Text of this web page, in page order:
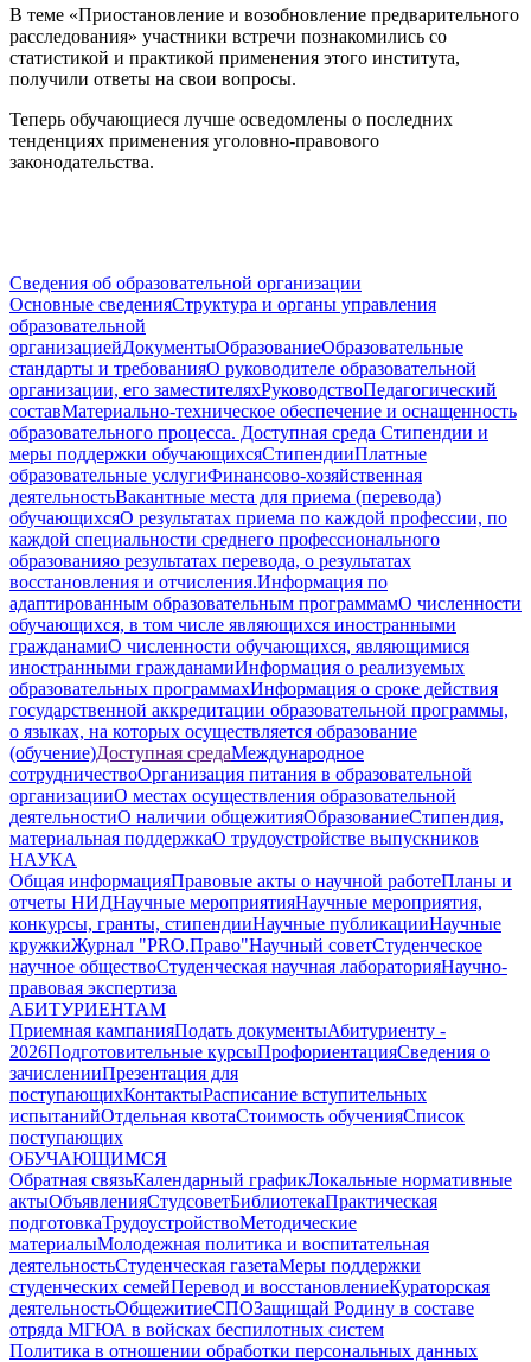
В теме «Приостановление и возобновление предварительного
расследования» участники встречи познакомились со
статистикой и практикой применения этого института,
получили ответы на свои вопросы.
Теперь обучающиеся лучше осведомлены о последних
тенденциях применения уголовно-правового
законодательства.
Сведения об образовательной организации
Основные сведенияСтруктура и органы управления
образовательной
организациейДокументыОбразованиеОбразовательные
стандарты и требованияО руководителе образовательной
организации, его заместителяхРуководствоПедагогический
составМатериально-техническое обеспечение и оснащенность
образовательного процесса. Доступная среда Стипендии и
меры поддержки обучающихсяСтипендииПлатные
образовательные услугиФинансово-хозяйственная
деятельностьВакантные места для приема (перевода)
обучающихсяО результатах приема по каждой профессии, по
каждой специальности среднего профессионального
образованияо результатах перевода, о результатах
восстановления и отчисления.Информация по
адаптированным образовательным программамО численности
обучающихся, в том числе являющихся иностранными
гражданамиО численности обучающихся, являющимися
иностранными гражданамиИнформация о реализуемых
образовательных программахИнформация о сроке действия
государственной аккредитации образовательной программы,
о языках, на которых осуществляется образование
(обучение)Доступная средаМеждународное
сотрудничествоОрганизация питания в образовательной
организацииО местах осуществления образовательной
деятельностиО наличии общежитияОбразованиеСтипендия,
материальная поддержкаО трудоустройстве выпускников
НАУКА
Общая информацияПравовые акты о научной работеПланы и
отчеты НИДНаучные мероприятияНаучные мероприятия,
конкурсы, гранты, стипендииНаучные публикацииНаучные
кружкиЖурнал "PRO.Право"Научный советСтуденческое
научное обществоСтуденческая научная лабораторияНаучно-
правовая экспертиза
АБИТУРИЕНТАМ
Приемная кампанияПодать документыАбитуриенту -
2026Подготовительные курсыПрофориентацияСведения о
зачисленииПрезентация для
поступающихКонтактыРасписание вступительных
испытанийОтдельная квотаСтоимость обученияCписок
поступающих
ОБУЧАЮЩИМСЯ
Обратная связьКалендарный графикЛокальные нормативные
актыОбъявленияСтудсоветБиблиотекаПрактическая
подготовкаТрудоустройствоМетодические
материалыМолодежная политика и воспитательная
деятельностьСтуденческая газетаМеры поддержки
студенческих семейПеревод и восстановлениеКураторская
деятельностьОбщежитиеСПОЗащищай Родину в составе
отряда МГЮА в войсках беспилотных систем
Политика в отношении обработки персональных данных